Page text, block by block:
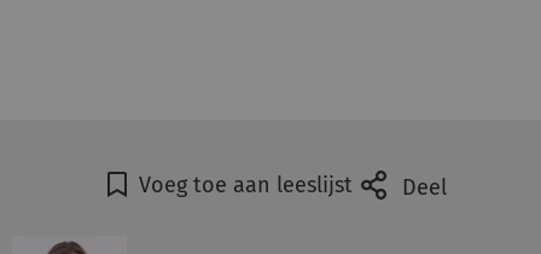
Voeg toe aan leeslijst Deel